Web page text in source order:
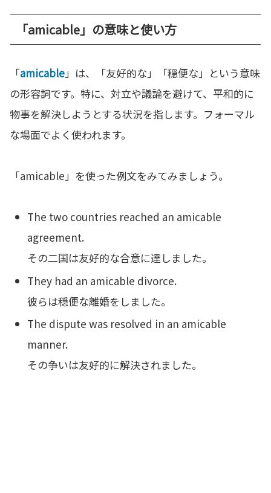
「amicable」の意味と使い方
「amicable」は、「友好的な」「穏便な」という意味
の形容詞です。特に、対立や議論を避けて、平和的に
物事を解決しようとする状況を指します。フォーマル
な場面でよく使われます。
「amicable」を使った例文をみてみましょう。
The two countries reached an amicable
agreement.
その二国は友好的な合意に達しました。
They had an amicable divorce.
彼らは穏便な離婚をしました。
The dispute was resolved in an amicable
manner.
その争いは友好的に解決されました。